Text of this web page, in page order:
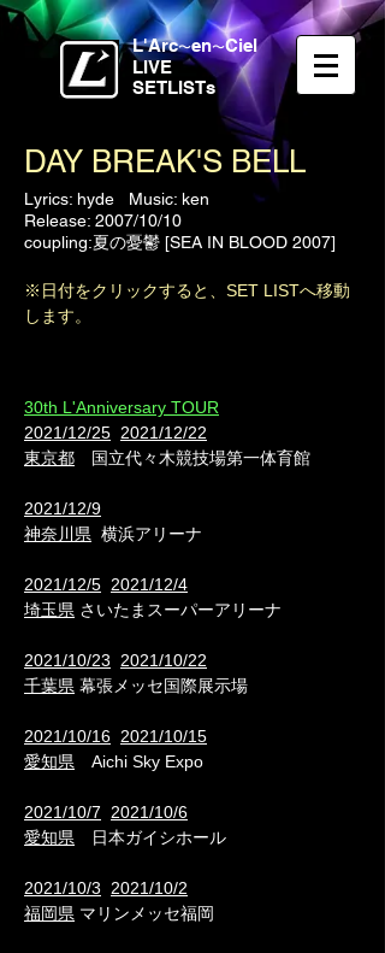
L'Arc〜en〜Ciel
LIVE
SETLISTs
DAY BREAK'S BELL
Lyrics: hyde Music: ken
Release: 2007/10/10
coupling:夏の憂鬱 [SEA IN BLOOD 2007]
※日付をクリックすると、SET LISTへ移動
します。
30th L'Anniversary TOUR
2021/12/25 2021/12/22
東京都 国立代々木競技場第一体育館
2021/12/9
神奈川県 横浜アリーナ
2021/12/5 2021/12/4
埼玉県 さいたまスーパーアリーナ
2021/10/23
2021/10/22
千葉県 幕張メッセ国際展示場
2021/10/16 2021/10/15
愛知県 Aichi Sky Expo
2021/10/7
2021/10/6
愛知県 日本ガイシホール
2021/10/3
2021/10/2
福岡県 マリンメッセ福岡